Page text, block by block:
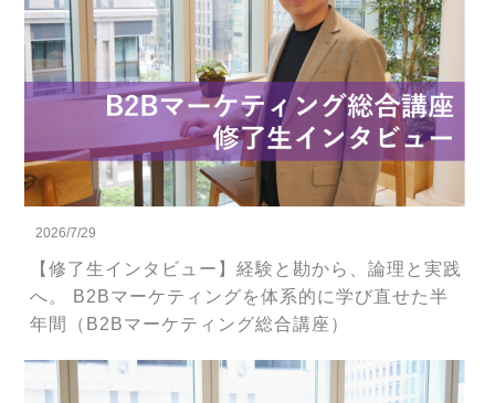
2026/7/29
【修了生インタビュー】経験と勘から、論理と実践
へ。 B2Bマーケティングを体系的に学び直せた半
年間（B2Bマーケティング総合講座）